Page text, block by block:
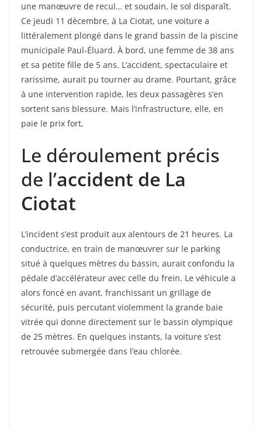
une manœuvre de recul… et soudain, le sol disparaît.
Ce jeudi 11 décembre, à La Ciotat, une voiture a
littéralement plongé dans le grand bassin de la piscine
municipale Paul-Éluard. À bord, une femme de 38 ans
et sa petite fille de 5 ans. L’accident, spectaculaire et
rarissime, aurait pu tourner au drame. Pourtant, grâce
à une intervention rapide, les deux passagères s’en
sortent sans blessure. Mais l’infrastructure, elle, en
paie le prix fort.
Le déroulement précis
de l’accident de La
Ciotat
L’incident s’est produit aux alentours de 21 heures. La
conductrice, en train de manœuvrer sur le parking
situé à quelques mètres du bassin, aurait confondu la
pédale d’accélérateur avec celle du frein. Le véhicule a
alors foncé en avant, franchissant un grillage de
sécurité, puis percutant violemment la grande baie
vitrée qui donne directement sur le bassin olympique
de 25 mètres. En quelques instants, la voiture s’est
retrouvée submergée dans l’eau chlorée.